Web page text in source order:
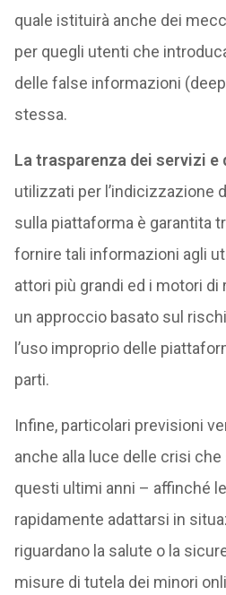
quale istituirà anche dei
per quegli utenti che
delle false informazioni
stessa.
La trasparenza dei servizi e
utilizzati per l’indicizzazione
sulla piattaforma è garantita
fornire tali informazioni agli
attori più grandi ed i motori
un approccio basato sul
l’uso improprio delle
parti.
Infine, particolari previsioni
anche alla luce delle crisi
questi ultimi anni – affinché
rapidamente adattarsi in
riguardano la salute o la
misure di tutela dei minori